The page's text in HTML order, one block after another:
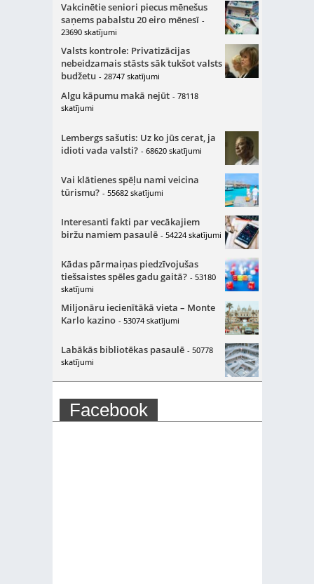
Vakcinētie seniori piecus mēnešus
saņems pabalstu 20 eiro mēnesī -
23690 skatījumi
Valsts kontrole: Privatizācijas
nebeidzamais stāsts sāk tukšot valsts
budžetu - 28747 skatījumi
Algu kāpumu makā nejūt - 78118
skatījumi
Lembergs sašutis: Uz ko jūs cerat, ja
idioti vada valsti? - 68620 skatījumi
Vai klātienes spēļu nami veicina
tūrismu? - 55682 skatījumi
Interesanti fakti par vecākajiem
biržu namiem pasaulē - 54224 skatījumi
Kādas pārmaiņas piedzīvojušas
tiešsaistes spēles gadu gaitā? - 53180
skatījumi
Miljonāru iecienītākā vieta – Monte
Karlo kazino - 53074 skatījumi
Labākās bibliotēkas pasaulē - 50778
skatījumi
Facebook